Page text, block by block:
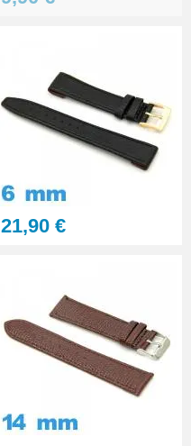
21,90 €